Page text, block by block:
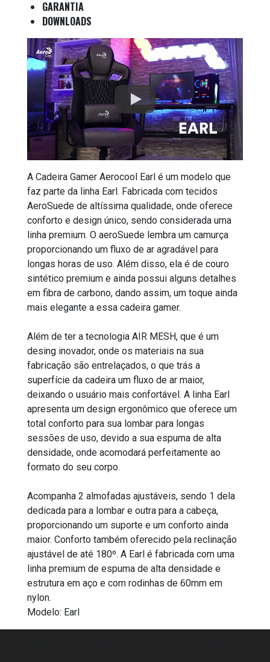
GARANTIA
DOWNLOADS
A Cadeira Gamer Aerocool Earl é um modelo que
faz parte da linha Earl. Fabricada com tecidos
AeroSuede de altíssima qualidade, onde oferece
conforto e design único, sendo considerada uma
linha premium. O aeroSuede lembra um camurça
proporcionando um fluxo de ar agradável para
longas horas de uso. Além disso, ela é de couro
sintético premium e ainda possui alguns detalhes
em fibra de carbono, dando assim, um toque ainda
mais elegante a essa cadeira gamer.
Além de ter a tecnologia AIR MESH, que é um
desing inovador, onde os materiais na sua
fabricação são entrelaçados, o que trás a
superfície da cadeira um fluxo de ar maior,
deixando o usuário mais confortável. A linha Earl
apresenta um design ergonômico que oferece um
total conforto para sua lombar para longas
sessões de uso, devido a sua espuma de alta
densidade, onde acomodará perfeitamente ao
formato do seu corpo.
Acompanha 2 almofadas ajustáveis, sendo 1 dela
dedicada para a lombar e outra para a cabeça,
proporcionando um suporte e um conforto ainda
maior. Conforto também oferecido pela reclinação
ajustável de até 180º. A Earl é fabricada com uma
linha premium de espuma de alta densidade e
estrutura em aço e com rodinhas de 60mm em
nylon.
Modelo: Earl